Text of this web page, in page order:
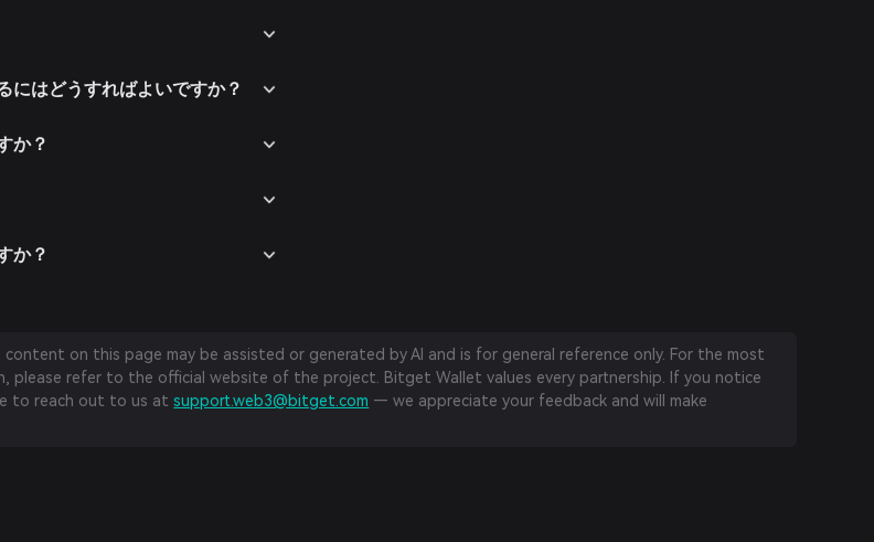
にはどうすればよいですか？
か？
か？
content on this page may be assisted or generated by AI and is for general reference only. For the most
please refer to the official website of the project. Bitget Wallet values every partnership. If you notice
to reach out to us atsupport.web3@bitget.com — we appreciate your feedback and will make